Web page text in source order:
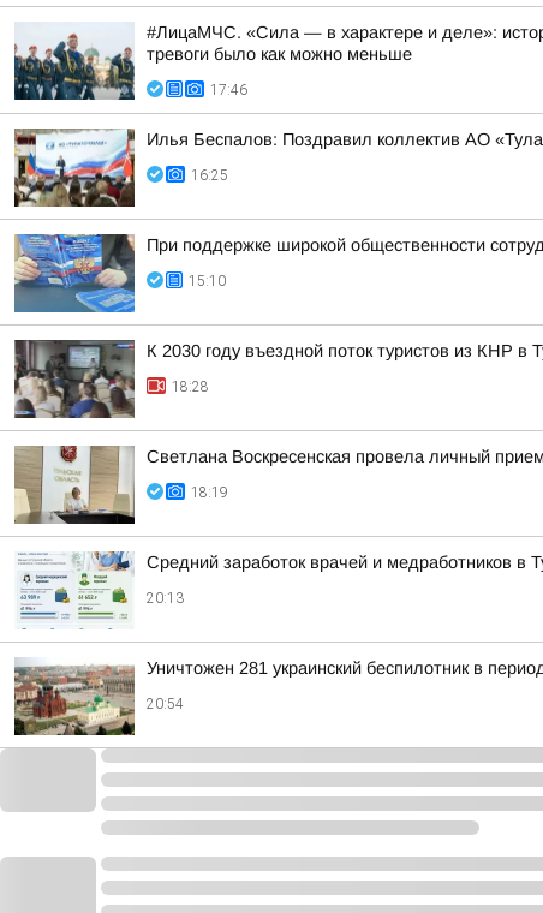
#ЛицаМЧС. «Сила — в характере и деле»:
тревоги было как можно меньше
17:46
Илья Беспалов: Поздравил коллектив АО
16:25
При поддержке широкой общественности
15:10
К 2030 году въездной поток туристов из КНР в
18:28
Светлана Воскресенская провела личный
18:19
Средний заработок врачей и медработников в
20:13
Уничтожен 281 украинский беспилотник в
20:54